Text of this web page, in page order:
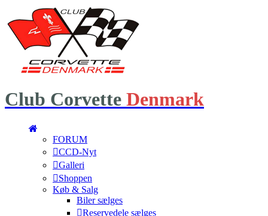
Club Corvette Denmark
FORUM
CCD-Nyt
Galleri
Shoppen
Køb & Salg
Biler sælges
Reservedele sælges